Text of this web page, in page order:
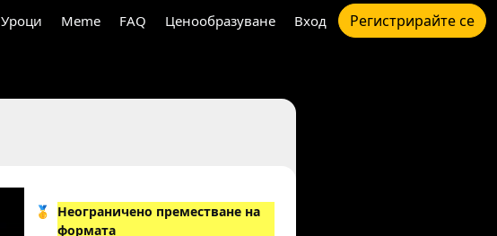
Уроци Meme FAQ Ценообразуване Вход Регистрирайте се
🥇
Неограничено преместване на
формата